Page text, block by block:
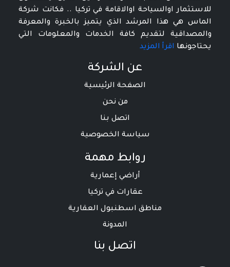
للاستثمار اوالسياحة اوالاقامة في تركيا .. فكانت شركة
الماس هي هذا المرشد الذي يتميز بالخبرة والمعرفة
والمصداقية لتقديم كافة الخدمات والمعلومات التي
يحتاجونها اقرأ المزيد
عن الشركة
الصفحة الرئيسية
من نحن
اتصل بنا
سياسة الخصوصية
روابط مهمة
أراضي إعمارية
عقارات في تركيا
مناطق اسطنبول العقارية
المدونة
اتصل بنا